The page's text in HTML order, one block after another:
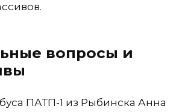
вопросы и
ПАТП-1 из Рыбинска Анна